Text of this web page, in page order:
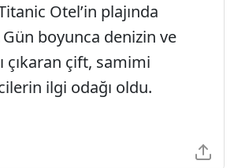
Otel’in plajında
boyunca denizin ve
çıkaran çift, samimi
ilgi odağı oldu.